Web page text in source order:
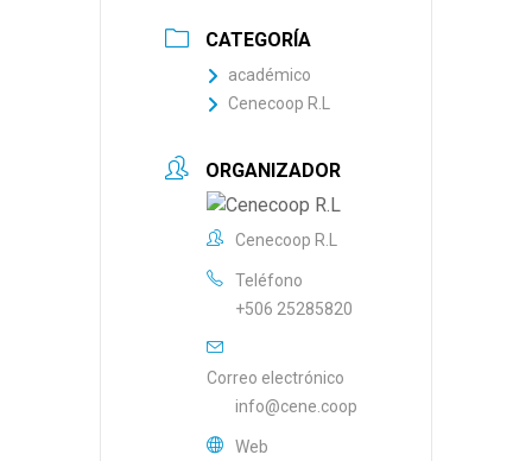
CATEGORÍA
académico
Cenecoop R.L
ORGANIZADOR
Cenecoop R.L
Teléfono
+506 25285820
Correo electrónico
info@cene.coop
Web